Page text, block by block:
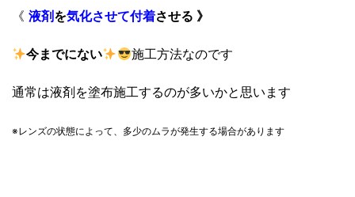
《 液剤 を気化させて付着させる 》
今までにない 施工方法なのです
通常は液剤を塗布施工するのが多いかと思います
※レンズの状態によって、 多少のムラが発生する場合があります